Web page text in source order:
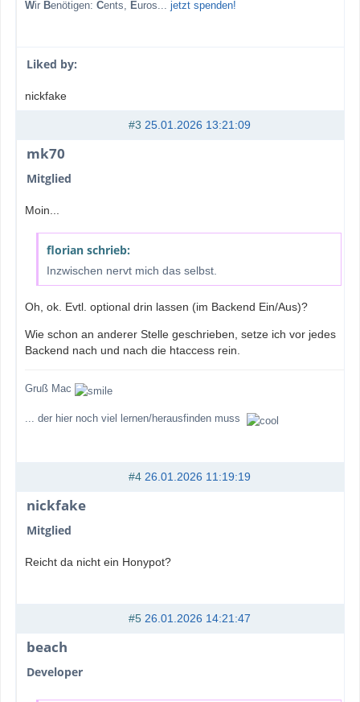
Wir Benötigen: Cents, Euros... jetzt spenden!
Liked by:
nickfake
#3 25.01.2026 13:21:09
mk70
Mitglied
Moin...
florian schrieb:
Inzwischen nervt mich das selbst.
Oh, ok. Evtl. optional drin lassen (im Backend Ein/Aus)?
Wie schon an anderer Stelle geschrieben, setze ich vor jedes
Backend nach und nach die htaccess rein.
Gruß Mac
... der hier noch viel lernen/herausfinden muss
#4 26.01.2026 11:19:19
nickfake
Mitglied
Reicht da nicht ein Honypot?
#5 26.01.2026 14:21:47
beach
Developer